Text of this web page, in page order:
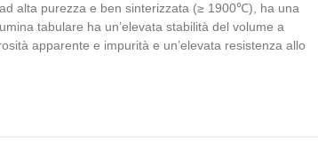
alta purezza e ben sinterizzata (≥ 1900℃), ha una
tabulare ha un’elevata stabilità del volume a
apparente e impurità e un’elevata resistenza allo